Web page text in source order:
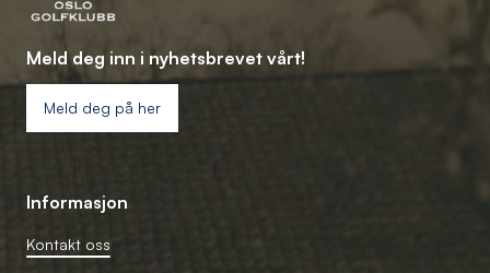
Meld deg inn i nyhetsbrevet vårt!
Meld deg på her
Informasjon
Kontakt oss